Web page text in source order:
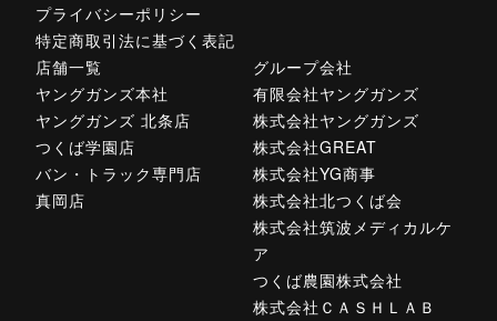
プライバシーポリシー
特定商取引法に基づく表記
店舗一覧
ヤングガンズ本社
ヤングガンズ 北条店
つくば学園店
バン・トラック専門店
真岡店
グループ会社
有限会社ヤングガンズ
株式会社ヤングガンズ
株式会社GREAT
株式会社YG商事
株式会社北つくば会
株式会社筑波メディカルケ
ア
つくば農園株式会社
株式会社ＣＡＳＨＬＡＢ